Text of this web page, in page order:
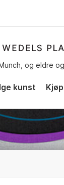
og eldre
kunst